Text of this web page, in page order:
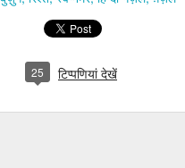
25 टिप्पणियां देखें